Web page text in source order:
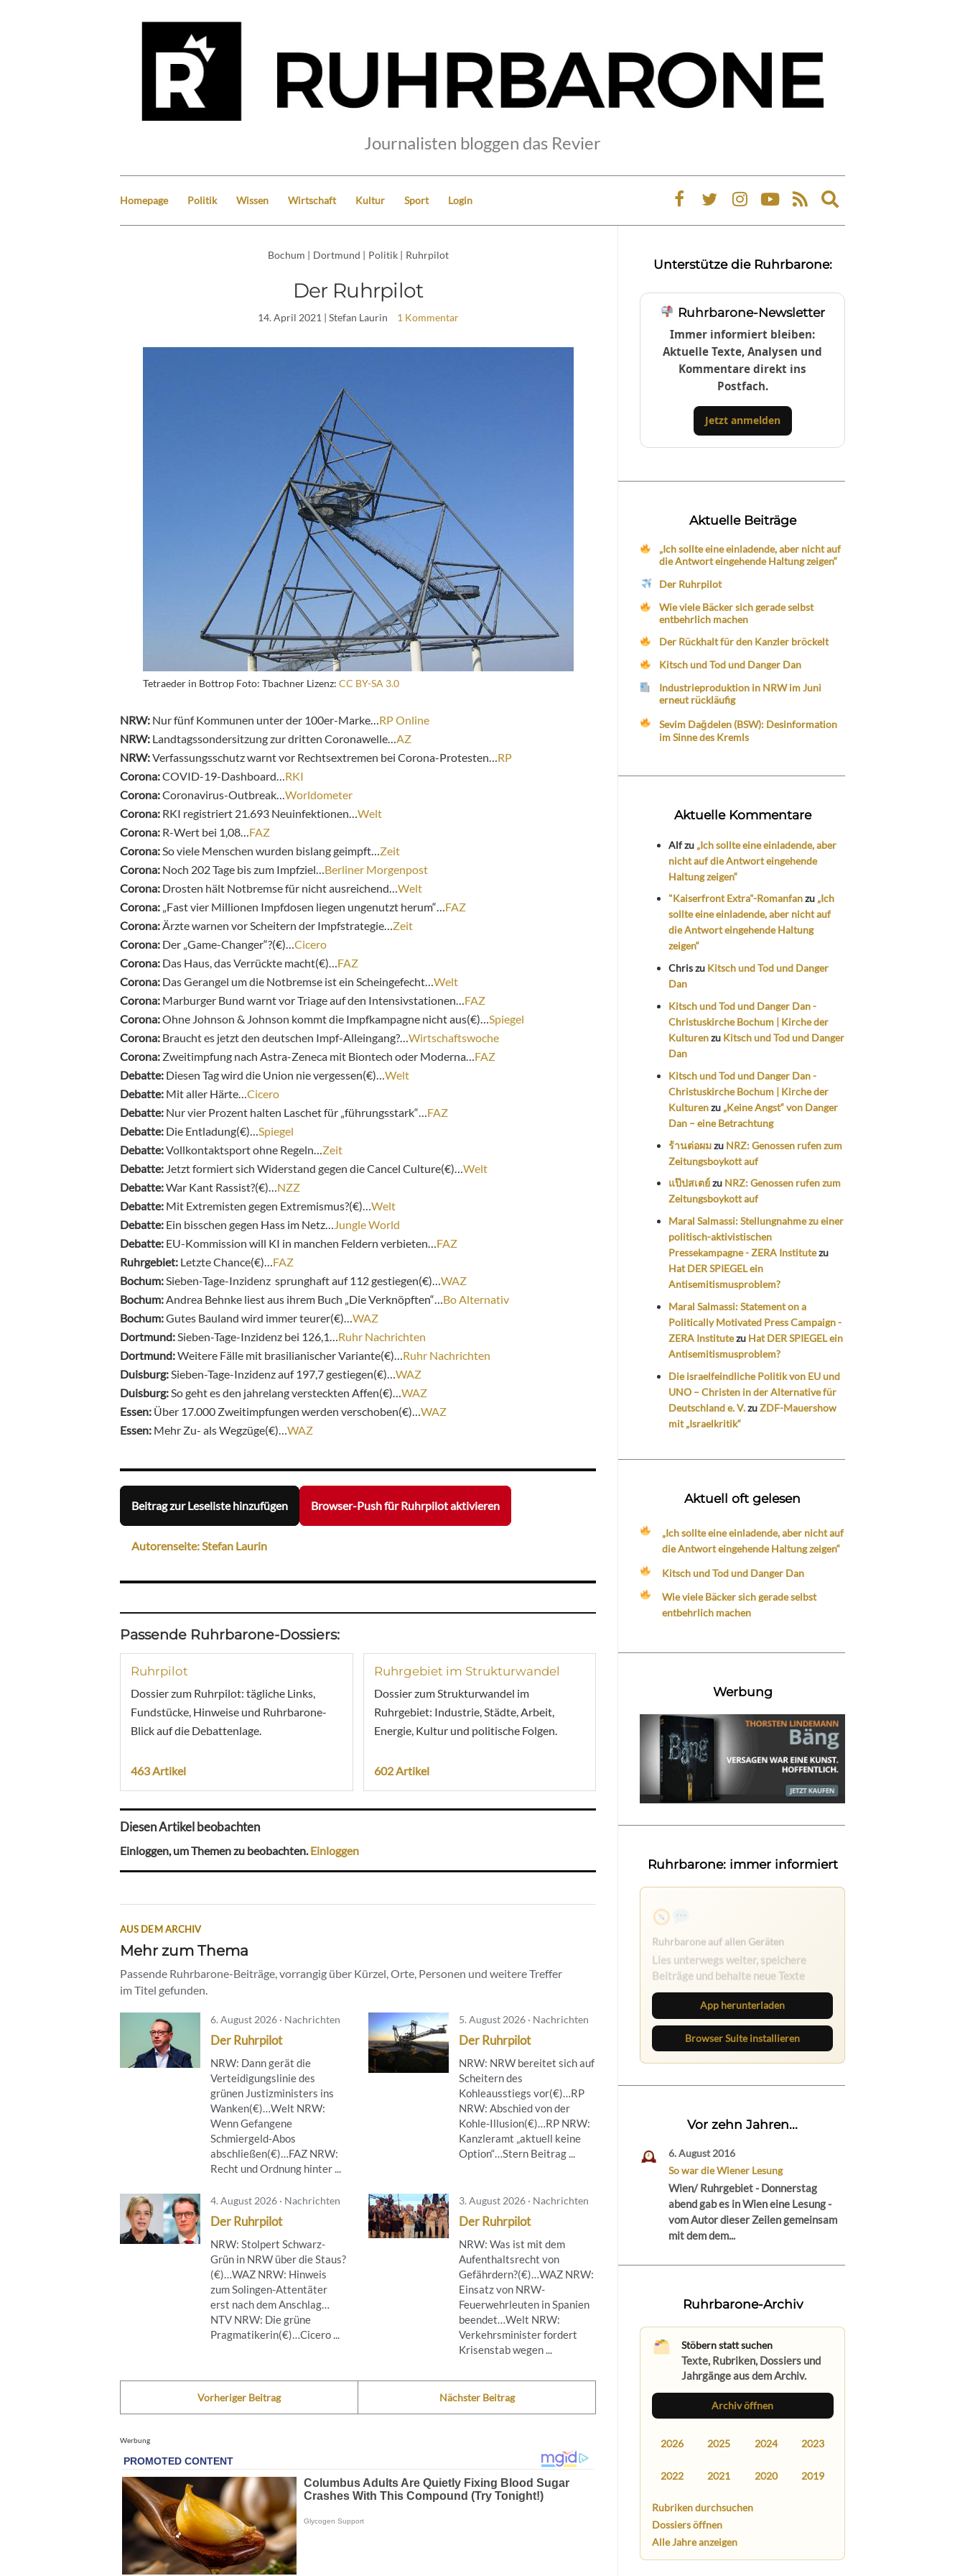
Journalisten bloggen das Revier
Homepage Politik Wissen Wirtschaft Kultur Sport Login
Expand
search
Bochum | Dortmund | Politik | Ruhrpilot
Der Ruhrpilot
14. April 2021 | Stefan Laurin 1 Kommentar
Tetraeder in Bottrop Foto: Tbachner Lizenz: CC BY-SA 3.0
NRW: Nur fünf Kommunen unter der 100er-Marke… RP Online
NRW: Landtagssondersitzung zur dritten Coronawelle… AZ
NRW:Verfassungsschutz warnt vor Rechtsextremen bei Corona-Protesten… RP
Corona:COVID-19-Dashboard… RKI
Corona:Coronavirus-Outbreak… Worldometer
Corona: RKI registriert 21.693 Neuinfektionen… Welt
Corona: R-Wert bei 1,08… FAZ
Corona: So viele Menschen wurden bislang geimpft… Zeit
Corona: Noch 202 Tage bis zum Impfziel… Berliner Morgenpost
Corona: Drosten hält Notbremse für nicht ausreichend… Welt
Corona: „Fast vier Millionen Impfdosen liegen ungenutzt herum“… FAZ
Corona: Ärzte warnen vor Scheitern der Impfstrategie… Zeit
Corona: Der „Game-Changer“?(€)… Cicero
Corona: Das Haus, das Verrückte macht(€)… FAZ
Corona: Das Gerangel um die Notbremse ist ein Scheingefecht… Welt
Corona: Marburger Bund warnt vor Triage auf den Intensivstationen… FAZ
Corona:Ohne Johnson & Johnson kommt die Impfkampagne nicht aus(€)… Spiegel
Corona: Braucht es jetzt den deutschen Impf-Alleingang?… Wirtschaftswoche
Corona: Zweitimpfung nach Astra-Zeneca mit Biontech oder Moderna… FAZ
Debatte: Diesen Tag wird die Union nie vergessen(€)… Welt
Debatte: Mit aller Härte… Cicero
Debatte: Nur vier Prozent halten Laschet für „führungsstark“… FAZ
Debatte: Die Entladung(€)… Spiegel
Debatte:Vollkontaktsport ohne Regeln… Zeit
Debatte: Jetzt formiert sich Widerstand gegen die Cancel Culture(€)… Welt
Debatte:War Kant Rassist?(€)… NZZ
Debatte: Mit Extremisten gegen Extremismus?(€)… Welt
Debatte: Ein bisschen gegen Hass im Netz…
Jungle World
Debatte: EU-Kommission will KI in manchen Feldern verbieten… FAZ
Ruhrgebiet: Letzte Chance(€)… FAZ
Bochum: Sieben-Tage-Inzidenz sprunghaft auf 112 gestiegen(€)… WAZ
Bochum: Andrea Behnke liest aus ihrem Buch „Die Verknöpften“… Bo Alternativ
Bochum:Gutes Bauland wird immer teurer(€)… WAZ
Dortmund: Sieben-Tage-Inzidenz bei 126,1… Ruhr Nachrichten
Dortmund:Weitere Fälle mit brasilianischer Variante(€)… Ruhr Nachrichten
Duisburg: Sieben-Tage-Inzidenz auf 197,7 gestiegen(€)… WAZ
Duisburg: So geht es den jahrelang versteckten Affen(€)… WAZ
Essen: Über 17.000 Zweitimpfungen werden verschoben(€)… WAZ
Essen: Mehr Zu- als Wegzüge(€)… WAZ
Beitrag zur Leseliste hinzufügen Browser-Push für Ruhrpilot aktivieren
Autorenseite: Stefan Laurin
Passende Ruhrbarone-Dossiers:
Ruhrpilot
Dossier zum Ruhrpilot: tägliche Links,
Fundstücke, Hinweise und Ruhrbarone-
Blick auf die Debattenlage.
463 Artikel
Ruhrgebiet im Strukturwandel
Dossier zum Strukturwandel im
Ruhrgebiet: Industrie, Städte, Arbeit,
Energie, Kultur und politische Folgen.
602 Artikel
Diesen Artikel beobachten
Einloggen, um Themen zu beobachten.Einloggen
AUS DEM ARCHIV
Mehr zum Thema
Passende Ruhrbarone-Beiträge, vorrangig über Kürzel, Orte, Personen und weitere Treffer
im Titel gefunden.
6. August 2026 · Nachrichten
Der Ruhrpilot
NRW: Dann gerät die
Verteidigungslinie des
grünen Justizministers ins
Wanken(€)…Welt NRW:
Wenn Gefangene
Schmiergeld-Abos
abschließen(€)…FAZ NRW:
Recht und Ordnung hinter ...
5. August 2026 · Nachrichten
Der Ruhrpilot
NRW: NRW bereitet sich auf
Scheitern des
Kohleausstiegs vor(€)…RP
NRW: Abschied von der
Kohle-Illusion(€)…RP NRW:
Kanzleramt „aktuell keine
Option“…Stern Beitrag ...
4. August 2026 · Nachrichten
Der Ruhrpilot
NRW: Stolpert Schwarz-
Grün in NRW über die Staus?
(€)…WAZ NRW: Hinweis
zum Solingen-Attentäter
erst nach dem Anschlag…
NTV NRW: Die grüne
Pragmatikerin(€)…Cicero ...
3. August 2026 · Nachrichten
Der Ruhrpilot
NRW: Was ist mit dem
Aufenthaltsrecht von
Gefährdern?(€)…WAZ NRW:
Einsatz von NRW-
Feuerwehrleuten in Spanien
beendet…Welt NRW:
Verkehrsminister fordert
Krisenstab wegen ...
Vorheriger Beitrag Nächster Beitrag
Werbung
Unterstütze die Ruhrbarone:
Ruhrbarone-Newsletter
Immer informiert bleiben:
Aktuelle Texte, Analysen und
Kommentare direkt ins
Postfach.
Jetzt anmelden
Aktuelle Beiträge
„Ich sollte eine einladende, aber nicht auf
die Antwort eingehende Haltung zeigen“
Der Ruhrpilot
Wie viele Bäcker sich gerade selbst
entbehrlich machen
Der Rückhalt für den Kanzler bröckelt
Kitsch und Tod und Danger Dan
Industrieproduktion in NRW im Juni
erneut rückläufig
Sevim Dağdelen (BSW): Desinformation
im Sinne des Kremls
Aktuelle Kommentare
Alfzu „Ich sollte eine einladende, aber
nicht auf die Antwort eingehende
Haltung zeigen“
"Kaiserfront Extra"-Romanfanzu „Ich
sollte eine einladende, aber nicht auf
die Antwort eingehende Haltung
zeigen“
Chriszu Kitsch und Tod und Danger
Dan
Kitsch und Tod und Danger Dan -
Christuskirche Bochum | Kirche der
Kulturenzu Kitsch und Tod und Danger
Dan
Kitsch und Tod und Danger Dan -
Christuskirche Bochum | Kirche der
Kulturenzu „Keine Angst“ von Danger
Dan – eine Betrachtung
ร้านต่อผมzu NRZ: Genossen rufen zum
Zeitungsboykott auf
แป๊ปสเตย์zu NRZ: Genossen rufen zum
Zeitungsboykott auf
Maral Salmassi: Stellungnahme zu einer
politisch-aktivistischen
Pressekampagne - ZERA Institutezu
Hat DER SPIEGEL ein
Antisemitismusproblem?
Maral Salmassi: Statement on a
Politically Motivated Press Campaign -
ZERA Institutezu Hat DER SPIEGEL ein
Antisemitismusproblem?
Die israelfeindliche Politik von EU und
UNO – Christen in der Alternative für
Deutschland e. V.zuZDF-Mauershow
mit „Israelkritik“
Aktuell oft gelesen
„Ich sollte eine einladende, aber nicht auf
die Antwort eingehende Haltung zeigen“
Kitsch und Tod und Danger Dan
Wie viele Bäcker sich gerade selbst
entbehrlich machen
Werbung
Ruhrbarone: immer informiert
Ruhrbarone auf allen Geräten
Lies unterwegs weiter, speichere
Beiträge und behalte neue Texte
direkt im Browser im Blick.
App herunterladen
Browser Suite installieren
Vor zehn Jahren...
6. August 2016
So war die Wiener Lesung
Wien/ Ruhrgebiet - Donnerstag
abend gab es in Wien eine Lesung -
vom Autor dieser Zeilen gemeinsam
mit dem dem...
Ruhrbarone-Archiv
Stöbern statt suchen
Texte, Rubriken, Dossiers und
Jahrgänge aus dem Archiv.
Archiv öffnen
2026 2025 2024 2023
2022 2021 2020 2019
Rubriken durchsuchen
Dossiers öffnen
Alle Jahre anzeigen